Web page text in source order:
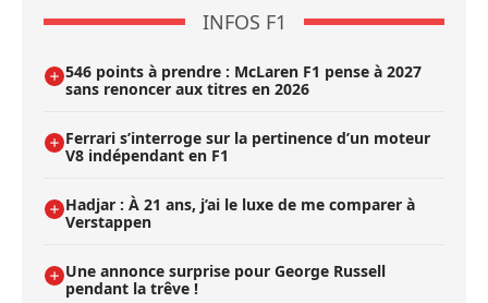
INFOS F1
546 points à prendre : McLaren F1 pense à 2027
sans renoncer aux titres en 2026
Ferrari s’interroge sur la pertinence d’un moteur
V8 indépendant en F1
Hadjar : À 21 ans, j’ai le luxe de me comparer à
Verstappen
Une annonce surprise pour George Russell
pendant la trêve !